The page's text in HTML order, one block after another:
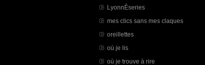
LyonnÈseries
mes clics sans mes claques
oreillettes
où je lis
où je trouve à rire